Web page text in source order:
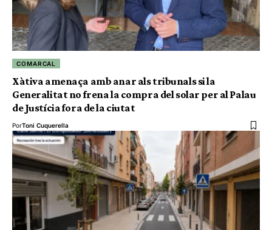
COMARCAL
Xàtiva amenaça amb anar als tribunals si la
Generalitat no frena la compra del solar per al Palau
de Justícia fora de la ciutat
PorToni Cuquerella